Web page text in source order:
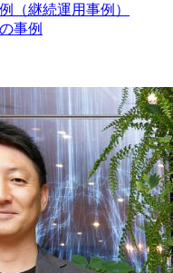
（継続運用事例）
事例